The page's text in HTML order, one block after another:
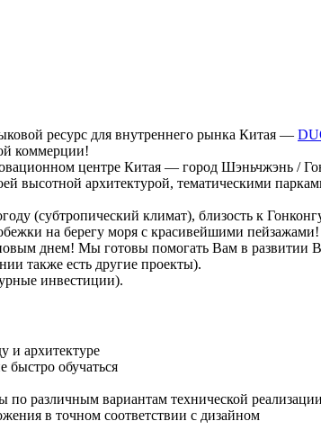
ресурс для внутреннего рынка Китая —
коммерции!
центре Китая — город Шэньчжэнь /
высотной архитектурой, тематическими
(субтропический климат), близость к
на берегу моря с красивейшими пейзажами!
днем! Мы готовы помогать Вам в
также есть другие проекты).
инвестиции).
и архитектуре
быстро обучаться
по различным вариантам технической
в точном соответствии с дизайном